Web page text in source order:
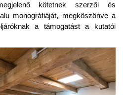
kötetnek szerzői és
monográfiáját, megköszönve a
a támogatást a kutatói